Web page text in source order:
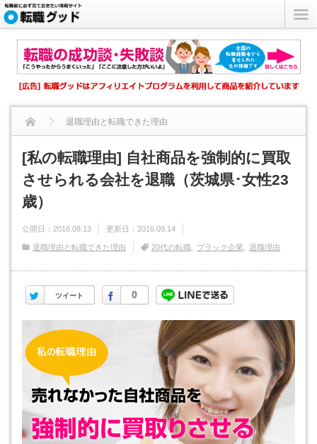
退職理由と転職できた理由
[私の転職理由] 自社商品を強制的に買取させられる会社を退職...
[私の転職理由] 自社商品を強制的に買取
させられる会社を退職（茨城県･女性23
歳）
公開日： 2016.09.13 更新日： 2016.09.14
退職理由と転職できた理由 20代の転職 ブラック企業 退職理由
ツイート
Twitter 0
Facebook